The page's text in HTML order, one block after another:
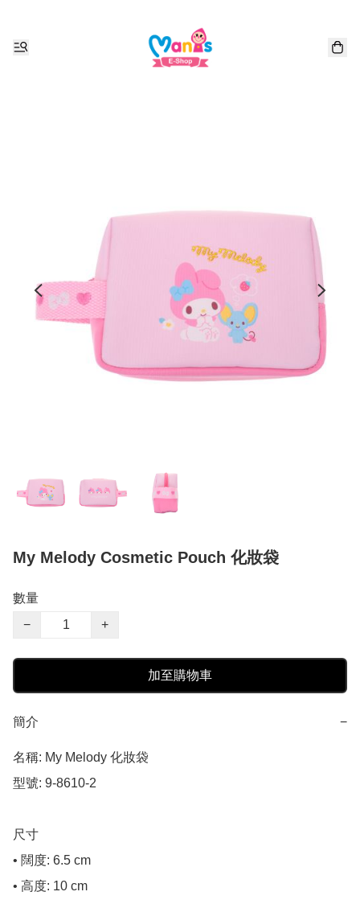
My Melody Cosmetic Pouch 化妝袋
數量
−
+
加至購物車
簡介 −
名稱: My Melody 化妝袋
型號: 9-8610-2
尺寸
• 闊度: 6.5 cm
• 高度: 10 cm